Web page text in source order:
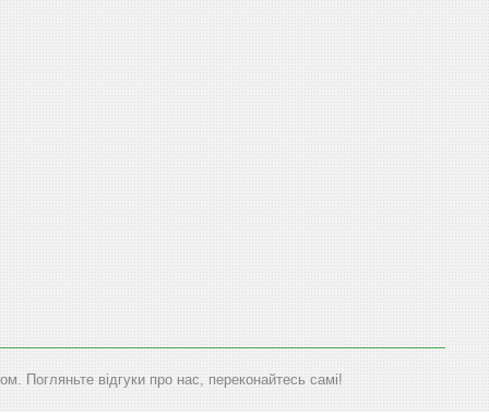
Погляньте відгуки про нас, переконайтесь самі!